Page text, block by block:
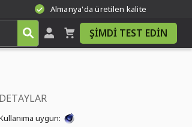
Almanya'da üretilen kalite
ŞIMDI TEST EDIN
DETAYLAR
uygun: